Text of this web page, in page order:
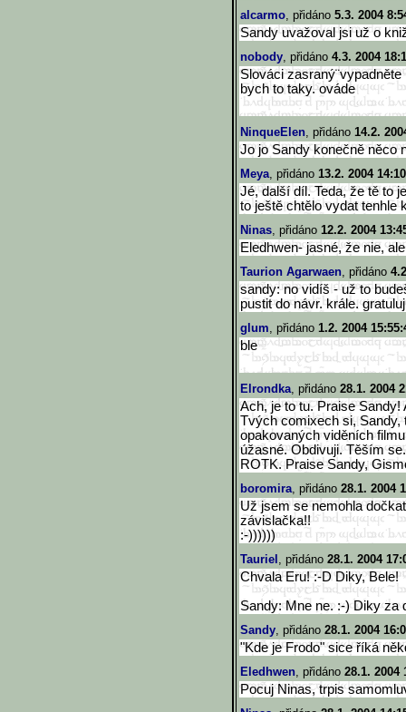
alcarmo, přidáno 5.3. 2004
Sandy uvažoval jsi už o
nobody, přidáno 4.3. 2004
Slováci
bych to taky. ováde
NinqueElen, přidáno 14.2.
Jo jo Sandy konečně něco
Meya, přidáno 13.2. 2004
Jé, další díl. Teda, že tě to
to ještě chtělo vydat tenhle
Ninas, přidáno 12.2. 2004
Eledhwen- jasné, že nie,
Taurion Agarwaen, přidáno
sandy: no vidíš - už to
pustit do návr. krále.
glum, přidáno 1.2. 2004
ble
Elrondka, přidáno 28.1. 2004
Ach, je to tu. Praise
Tvých comixech si, Sandy,
opakovaných viděních
úžasné. Obdivuji. Těším
ROTK. Praise Sandy,
boromira, přidáno 28.1. 2004
Už jsem se nemohla
závislačka!!
:-))))))
Tauriel , přidáno 28.1. 2004
Chvala Eru! :-D Diky, Bele!
Sandy: Mne ne. :-) Diky za
Sandy, přidáno 28.1. 2004
"Kde je Frodo" sice říká
Eledhwen, přidáno 28.1. 2004
Pocuj Ninas, trpis